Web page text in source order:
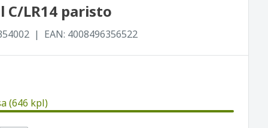
LR14 paristo
EAN: 4008496356522
(646 kpl)